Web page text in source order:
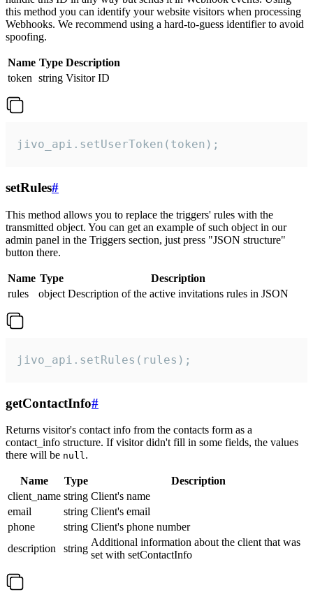
this method you can identify your website visitors when processing
Webhooks. We recommend using a hard-to-guess identifier to avoid
spoofing.
Name Type Description
token string Visitor ID
jivo_api.setUserToken(token);
setRules#
This method allows you to replace the triggers' rules with the
transmitted object. You can get an example of such object in our
admin panel in the Triggers section, just press "JSON structure"
button there.
Name Type
Description
rules
object Description of the active invitations rules in JSON
jivo_api.setRules(rules);
getContactInfo#
Returns visitor's contact info from the contacts form as a
contact_info structure. If visitor didn't fill in some fields, the values
there will be null.
Name Type
Description
client_name string Client's name
email
string Client's email
phone
string Client's phone number
description
string
Additional information about the client that was
set with setContactInfo